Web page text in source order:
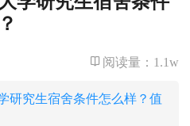
策
阅读量： 1.1w
研究生宿舍条件怎么样？值